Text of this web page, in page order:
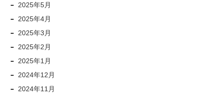
2025年5月
2025年4月
2025年3月
2025年2月
2025年1月
2024年12月
2024年11月